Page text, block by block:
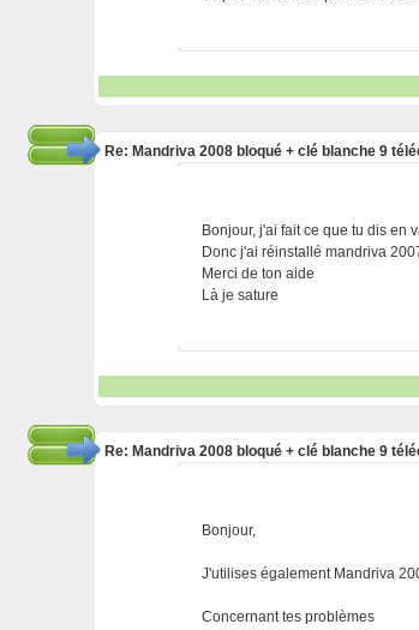
Re: Mandriva 2008 bloqué + clé blanche 9
Bonjour, j'ai fait ce que tu dis en
Donc j'ai réinstallé mandriva
Merci de ton aide
Là je sature
Re: Mandriva 2008 bloqué + clé blanche 9
Bonjour,
J'utilises également Mandriva
Concernant tes problèmes